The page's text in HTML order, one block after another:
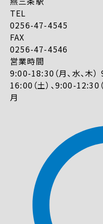
TEL
0256-47-4545
FAX
0256-47-4546
営業時間
9:00-18:30（月、水、木
16:00（土）、9:00-12:30
月